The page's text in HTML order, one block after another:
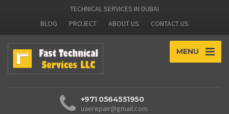
TECHNICAL SERVICES IN DUBAI
BLOG
PROJECT ABOUT US CONTACT US
MENU
+971 0564551950
uaerepair@gmail.com